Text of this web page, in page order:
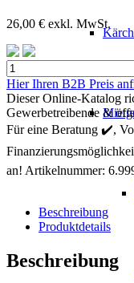
26,00 € exkl. MwSt.
Kärcher
Ersatzschlauch
Menge
Hier Ihren B2B Preis
Dieser Online-Katalog
Gewerbetreibende &
Für eine Beratung ✔️,
an! Artikelnummer:
Beschreibung
Produktdetails
Beschreibung